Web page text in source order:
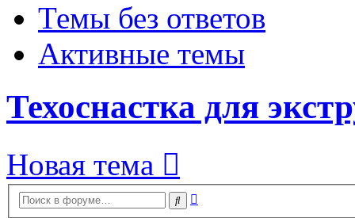
Темы без ответов
Активные темы
Техоснастка для
Новая тема
Поиск